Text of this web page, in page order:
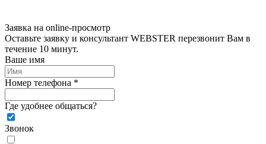
Заявка на online-просмотр
Оставьте заявку и консультант WEBSTER перезвонит Вам в
течение 10 минут.
Ваше имя
Номер телефона *
Где удобнее общаться?
Звонок